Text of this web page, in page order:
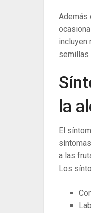
Además
incluyen
semillas
la
El
a las
Los